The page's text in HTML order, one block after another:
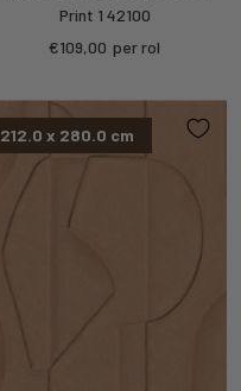
Print 1 42100
Kortings
€109,00 per rol
212.0 x 280.0 cm